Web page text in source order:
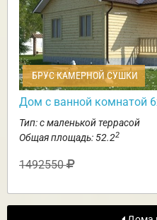
БРУС КАМЕРНОЙ СУШКИ
Дом с ванной комнатой
Тип: с маленькой террасой
Общая площадь: 52.22
1492550